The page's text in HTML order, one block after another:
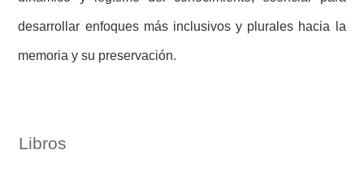
desarrollar enfoques más inclusivos y plurales hacia la
memoria y su preservación.
Libros